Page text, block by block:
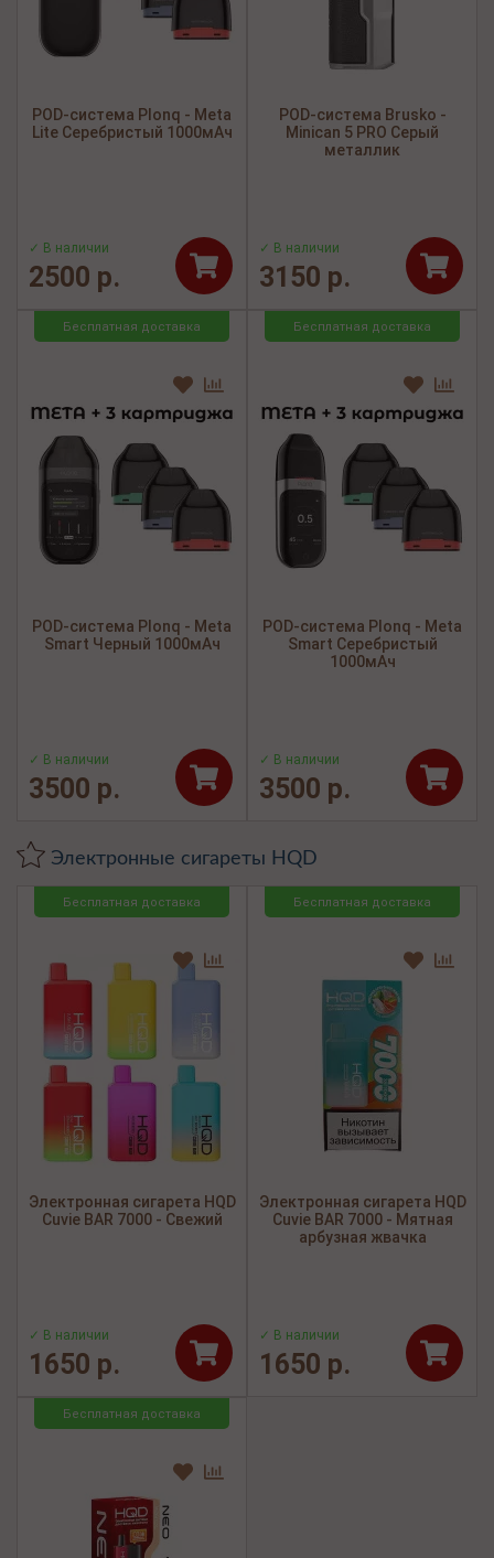
POD-система Plonq - Meta
Lite Серебристый 1000мАч
✓ В наличии
2500 р.
POD-система Brusko -
Minican 5 PRO Серый
металлик
✓ В наличии
3150 р.
Бесплатная доставка
POD-система Plonq - Meta
Smart Черный 1000мАч
✓ В наличии
3500 р.
Бесплатная доставка
POD-система Plonq - Meta
Smart Серебристый
1000мАч
✓ В наличии
3500 р.
Электронные сигареты HQD
Бесплатная доставка
Электронная сигарета HQD
Cuvie BAR 7000 - Свежий
✓ В наличии
1650 р.
Бесплатная доставка
Электронная сигарета HQD
Cuvie BAR 7000 - Мятная
арбузная жвачка
✓ В наличии
1650 р.
Бесплатная доставка